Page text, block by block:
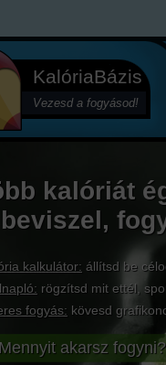
KalóriaBázis
Vezesd a fogyásod!
kalóriát
kalkulátor: állítsd be
rögzítsd mit ettél,
fogyás: kövesd
Mennyit akarsz fogyni?